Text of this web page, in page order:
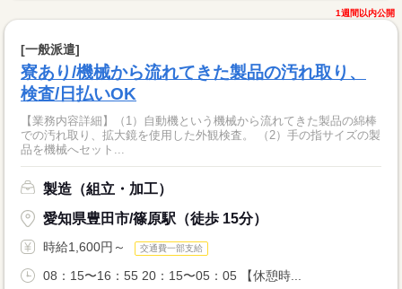
1週間以内公開
[一般派遣]
寮あり/機械から流れてきた製品の汚れ取り、
検査/日払いOK
【業務内容詳細】（1）自動機という機械から流れてきた製品の綿棒
での汚れ取り、拡大鏡を使用した外観検査。 （2）手の指サイズの製
品を機械へセット...
製造（組立・加工）
愛知県豊田市/篠原駅（徒歩 15分）
時給1,600円～ 交通費一部支給
08：15〜16：55 20：15〜05：05 【休憩時...